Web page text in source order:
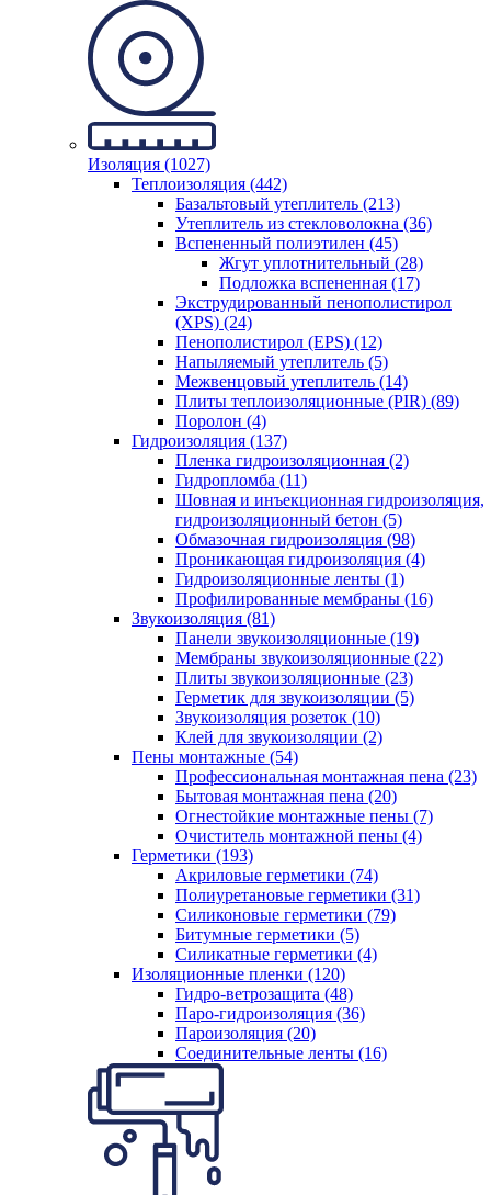
Изоляция (1027)
Теплоизоляция (442)
Базальтовый утеплитель (213)
Утеплитель из стекловолокна (36)
Вспененный полиэтилен (45)
Жгут уплотнительный (28)
Подложка вспененная (17)
Экструдированный пенополистирол
(XPS) (24)
Пенополистирол (EPS) (12)
Напыляемый утеплитель (5)
Межвенцовый утеплитель (14)
Плиты теплоизоляционные (PIR) (89)
Поролон (4)
Гидроизоляция (137)
Пленка гидроизоляционная (2)
Гидропломба (11)
Шовная и инъекционная гидроизоляция,
гидроизоляционный бетон (5)
Обмазочная гидроизоляция (98)
Проникающая гидроизоляция (4)
Гидроизоляционные ленты (1)
Профилированные мембраны (16)
Звукоизоляция (81)
Панели звукоизоляционные (19)
Мембраны звукоизоляционные (22)
Плиты звукоизоляционные (23)
Герметик для звукоизоляции (5)
Звукоизоляция розеток (10)
Клей для звукоизоляции (2)
Пены монтажные (54)
Профессиональная монтажная пена (23)
Бытовая монтажная пена (20)
Огнестойкие монтажные пены (7)
Очиститель монтажной пены (4)
Герметики (193)
Акриловые герметики (74)
Полиуретановые герметики (31)
Силиконовые герметики (79)
Битумные герметики (5)
Силикатные герметики (4)
Изоляционные пленки (120)
Гидро-ветрозащита (48)
Паро-гидроизоляция (36)
Пароизоляция (20)
Соединительные ленты (16)